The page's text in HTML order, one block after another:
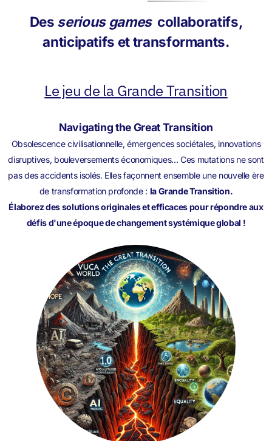
Des serious gamescollaboratifs,
anticipatifs et transformants.
Le jeu de la Grande Transition
Navigating the Great Transition
Obsolescence civilisationnelle, émergences sociétales, innovations
disruptives, bouleversements économiques... Ces mutations ne sont
pas des accidents isolés. Elles façonnent ensemble une nouvelle ère
de transformation profonde : la Grande Transition.
Élaborez des solutions originales et efficaces pour répondre aux
défis d'une époque de changement systémique global !